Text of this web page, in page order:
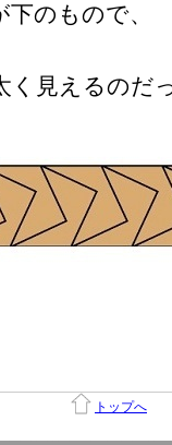
のもので、
く見えるのだ
トップへ